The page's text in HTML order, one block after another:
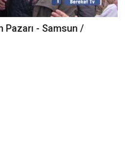
Pazarı - Samsun /